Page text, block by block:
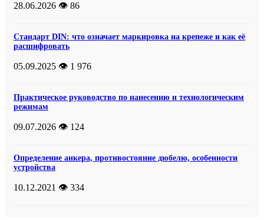
28.06.2026 👁️ 86
Стандарт DIN: что означает маркировка на крепеже и как её
расшифровать
05.09.2025 👁️ 1 976
Практическое руководство по нанесению и технологическим
режимам
09.07.2026 👁️ 124
Определение анкера, противостояние дюбелю, особенности
устройства
10.12.2021 👁️ 334